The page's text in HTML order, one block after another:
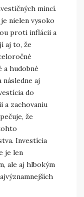
mincí.
nielen vysoko
proti inflácii a
aj to, že
a hudobné
následne aj
do
a zachovaniu
že
Investícia
je len
ale aj hlbokým